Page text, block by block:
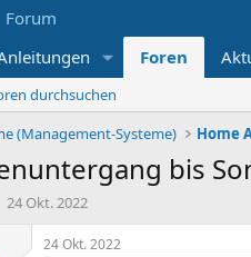
Foren
durchsuchen
(Management-Systeme) Home
bis
E
24 Okt. 2022
24 Okt. 2022